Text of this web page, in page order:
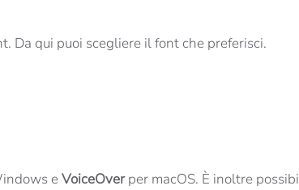
Da qui puoi scegliere il font che preferisci.
eVoiceOverper macOS. È inoltre